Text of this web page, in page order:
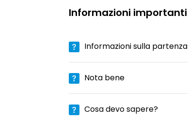
Informazioni importanti
Informazioni sulla partenza
Nota bene
Cosa devo sapere?